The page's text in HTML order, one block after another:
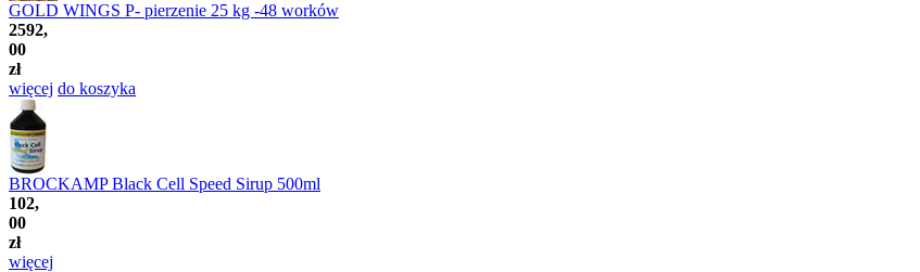
GOLD WINGS P- pierzenie 25 kg -48 worków
2592,
00
zł
więcej do koszyka
BROCKAMP Black Cell Speed Sirup 500ml
102,
00
zł
więcej